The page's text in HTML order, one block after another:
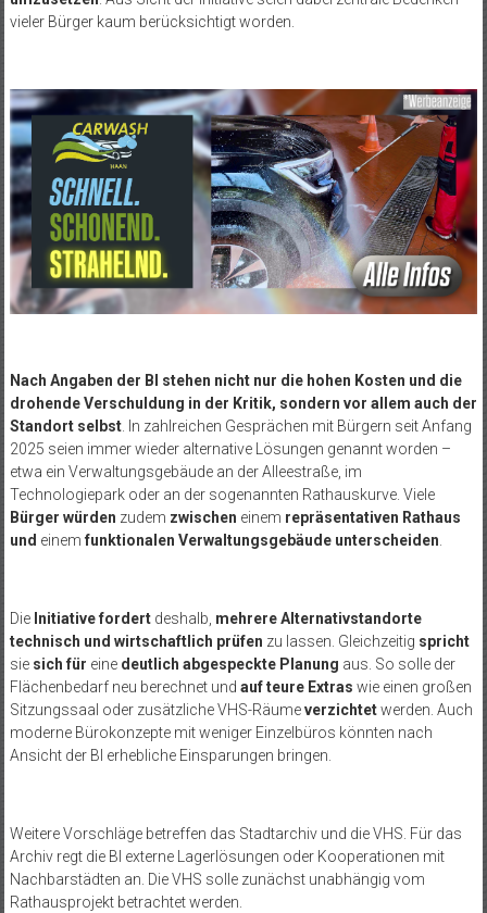
vieler Bürger kaum berücksichtigt worden.
Nach Angaben der BI stehen nicht nur die hohen Kosten und die
drohende Verschuldung in der Kritik, sondern vor allem auch der
Standort selbst. In zahlreichen Gesprächen mit Bürgern seit Anfang
2025 seien immer wieder alternative Lösungen genannt worden –
etwa ein Verwaltungsgebäude an der Alleestraße, im
Technologiepark oder an der sogenannten Rathauskurve. Viele
Bürger würden zudem zwischen einem repräsentativen Rathaus
und einem funktionalen Verwaltungsgebäude unterscheiden.
Die Initiative fordertdeshalb, mehrere Alternativstandorte
technisch und wirtschaftlich prüfen zu lassen. Gleichzeitig spricht
sie sich für eine deutlich abgespeckte Planung aus. So solle der
Flächenbedarf neu berechnet und auf teure Extras wie einen großen
Sitzungssaal oder zusätzliche VHS-Räumeverzichtetwerden. Auch
moderne Bürokonzepte mit weniger Einzelbüros könnten nach
Ansicht der BI erhebliche Einsparungen bringen.
Weitere Vorschläge betreffen das Stadtarchiv und die VHS. Für das
Archiv regt die BI externe Lagerlösungen oder Kooperationen mit
Nachbarstädten an. Die VHS solle zunächst unabhängig vom
Rathausprojekt betrachtet werden.